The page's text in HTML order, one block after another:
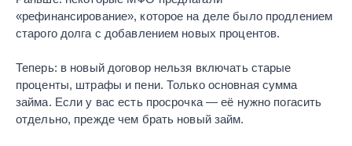
«рефинансирование», которое на деле было продлением
старого долга с добавлением новых процентов.
Теперь: в новый договор нельзя включать старые
проценты, штрафы и пени. Только основная сумма
займа. Если у вас есть просрочка — её нужно погасить
отдельно, прежде чем брать новый займ.